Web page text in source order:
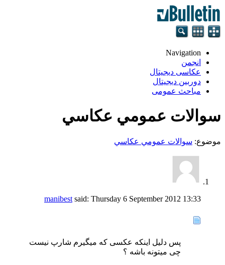
Navigation
انجمن
عکاسی دیجیتال
دوربین دیجیتال
مباحث عمومی
سوالات عمومي عكاسي
موضوع: سوالات عمومي عكاسي
manibest said: Thursday 6 September 2012 13:33
پس دلیل اینکه عکسی که میگیرم شارپ نیست
چی میتونه باشه ؟